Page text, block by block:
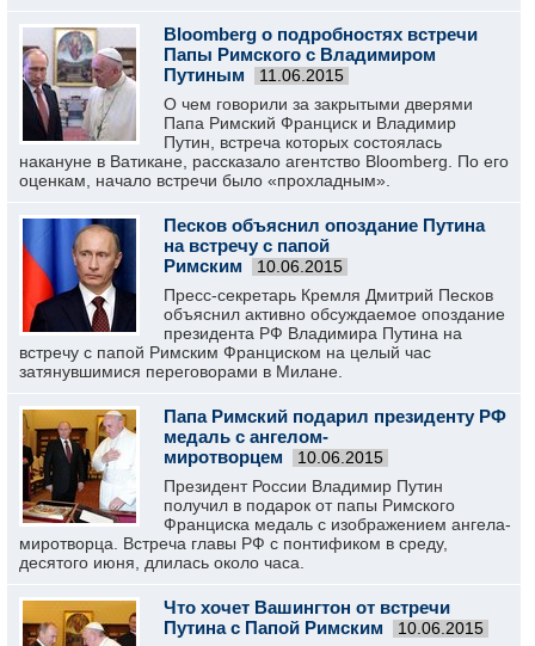
Bloomberg о подробностях встречи
Папы Римского с Владимиром
Путиным
11.06.2015
О чем говорили за закрытыми дверями
Папа Римский Франциск и Владимир
Путин, встреча которых состоялась
накануне в Ватикане, рассказало агентство Bloomberg. По его
оценкам, начало встречи было «прохладным».
Песков объяснил опоздание Путина
на встречу с папой
Римским
10.06.2015
Пресс-секретарь Кремля Дмитрий Песков
объяснил активно обсуждаемое опоздание
президента РФ Владимира Путина на
встречу с папой Римским Франциском на целый час
затянувшимися переговорами в Милане.
Папа Римский подарил президенту РФ
медаль с ангелом-
миротворцем
10.06.2015
Президент России Владимир Путин
получил в подарок от папы Римского
Франциска медаль с изображением ангела-
миротворца. Встреча главы РФ с понтификом в среду,
десятого июня, длилась около часа.
Что хочет Вашингтон от встречи
Путина с Папой Римским
10.06.2015